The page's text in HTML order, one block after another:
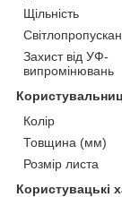
Щільність
Захист від УФ-
випромінювань
Колір
Товщина (мм)
Розмір листа
Користувацькi